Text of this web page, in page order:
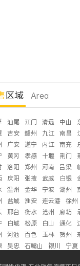
区域 Area
汕尾 江门 清远 中山
吉安 赣州 九江 南昌
广安 遂宁 内江 南充
黄冈 孝感 十堰 荆门
洛阳 郑州 河南 吕梁
庆阳 张掖 武威 白银
温州 金华 宁波 湖州
盐城 淮安 连云港 徐州
邢台 衡水 沧州 廊坊
白城 松原 白山 通化
河池 百色 玉林 贺州
吴忠 石嘴山 银川 宁夏